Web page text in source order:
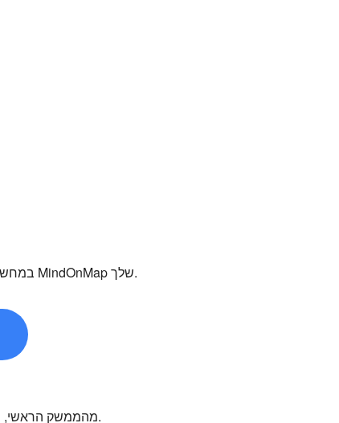
במחשב שלך באמצעות הכפתורים הניתנים ללחיצה למטה. לאחר מכן, התחל ליצור את חשבון MindOnMap שלך.
מהממשק הראשי,לאחר מכן, לחצו על התכונה 'מפת חשיבה' כדי לראות את הממשק הראשי שלה.